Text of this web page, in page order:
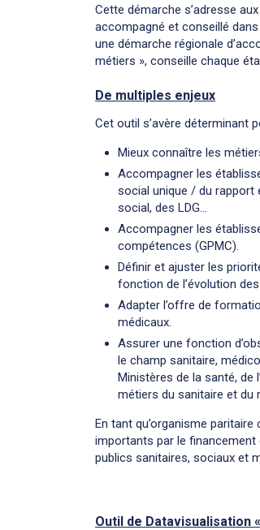
Cette démarche s’adresse
accompagné et conseillé
une démarche régionale
métiers », conseille chaque
De multiples enjeux
Cet outil s’avère déterminant
Mieux connaître les
Accompagner les
social unique / du rapport
social, des LDG…
Accompagner les
compétences (GPMC).
Définir et ajuster les
fonction de l’évolution
Adapter l’offre de
médicaux.
Assurer une fonction
le champ sanitaire,
Ministères de la santé, de
métiers du sanitaire et du
En tant qu’organisme
importants par le financement
publics sanitaires, sociaux et
Outil de